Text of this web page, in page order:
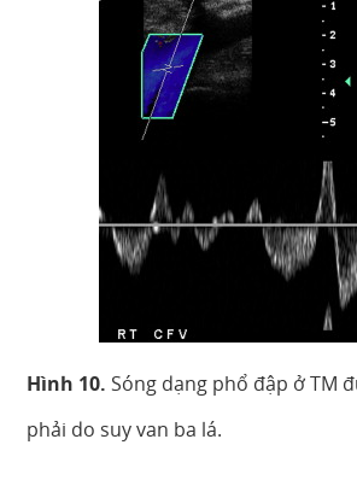
Hình 10. Sóng dạng phổ đập ở TM
phải do suy van ba lá.